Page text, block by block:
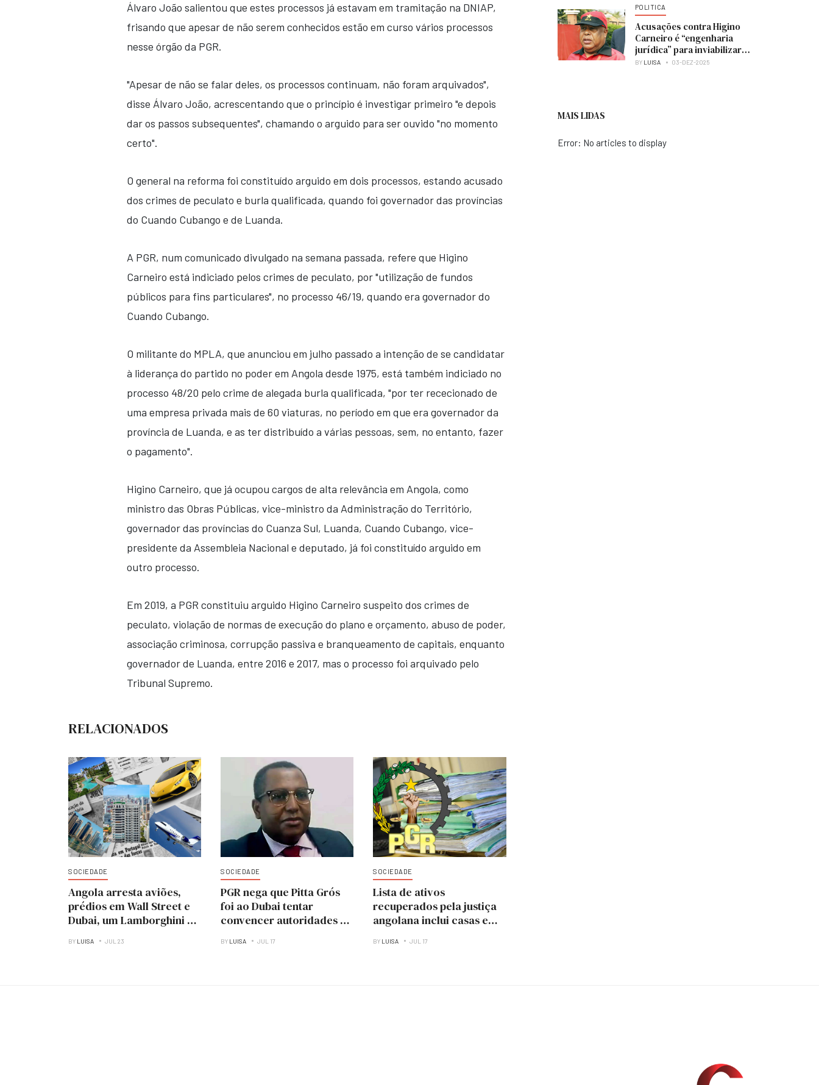
Álvaro João salientou que estes processos já estavam em tramitação na DNIAP,
frisando que apesar de não serem conhecidos estão em curso vários processos
nesse órgão da PGR.
"Apesar de não se falar deles, os processos continuam, não foram arquivados",
disse Álvaro João, acrescentando que o princípio é investigar primeiro "e depois
dar os passos subsequentes", chamando o arguido para ser ouvido "no momento
certo".
O general na reforma foi constituído arguido em dois processos, estando acusado
dos crimes de peculato e burla qualificada, quando foi governador das províncias
do Cuando Cubango e de Luanda.
A PGR, num comunicado divulgado na semana passada, refere que Higino
Carneiro está indiciado pelos crimes de peculato, por "utilização de fundos
públicos para fins particulares", no processo 46/19, quando era governador do
Cuando Cubango.
O militante do MPLA, que anunciou em julho passado a intenção de se candidatar
à liderança do partido no poder em Angola desde 1975, está também indiciado no
processo 48/20 pelo crime de alegada burla qualificada, "por ter rececionado de
uma empresa privada mais de 60 viaturas, no período em que era governador da
província de Luanda, e as ter distribuído a várias pessoas, sem, no entanto, fazer
o pagamento".
Higino Carneiro, que já ocupou cargos de alta relevância em Angola, como
ministro das Obras Públicas, vice-ministro da Administração do Território,
governador das províncias do Cuanza Sul, Luanda, Cuando Cubango, vice-
presidente da Assembleia Nacional e deputado, já foi constituído arguido em
outro processo.
Em 2019, a PGR constituiu arguido Higino Carneiro suspeito dos crimes de
peculato, violação de normas de execução do plano e orçamento, abuso de poder,
associação criminosa, corrupção passiva e branqueamento de capitais, enquanto
governador de Luanda, entre 2016 e 2017, mas o processo foi arquivado pelo
Tribunal Supremo.
RELACIONADOS
SOCIEDADE
Angola arresta aviões,
prédios em Wall Street e
Dubai, um Lamborghini e
BY LUISA JUL 23
SOCIEDADE
PGR nega que Pitta Grós
foi ao Dubai tentar
convencer autoridades a
Santos
BY LUISA JUL 17
SOCIEDADE
Lista de ativos
recuperados pela justiça
angolana inclui casas em
BY LUISA JUL 17
POLITICA
Acusações contra Higino
Carneiro é “engenharia
jurídica” para inviabilizar
candidatura à presidência
BY LUISA 03-DEZ-2025
MAIS LIDAS
Error: No articles to display